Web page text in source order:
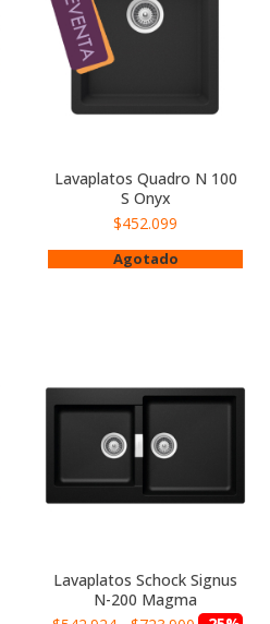
Lavaplatos Quadro N 100
S Onyx
$452.099
Agotado
Lavaplatos Schock Signus
N-200 Magma